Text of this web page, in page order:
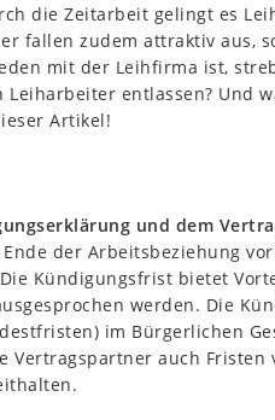
die Zeitarbeit gelingt es
fallen zudem attraktiv aus,
mit der Leihfirma ist,
entlassen? Und
Artikel!
und dem
der Arbeitsbeziehung
Kündigungsfrist bietet
werden. Die
im Bürgerlichen
Vertragspartner auch